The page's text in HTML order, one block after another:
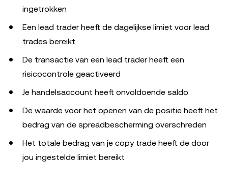
ingetrokken
Een lead trader heeft de dagelijkse limiet voor lead
trades bereikt
De transactie van een lead trader heeft een
risicocontrole geactiveerd
Je handelsaccount heeft onvoldoende saldo
De waarde voor het openen van de positie heeft het
bedrag van de spreadbescherming overschreden
Het totale bedrag van je copy trade heeft de door
jou ingestelde limiet bereikt